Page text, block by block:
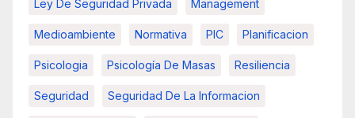
Ley De Seguridad Privada Management
Medioambiente Normativa PIC Planificacion
Psicologia Psicología De Masas Resiliencia
Seguridad Seguridad De La Informacion